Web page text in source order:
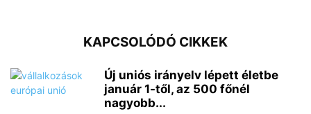
KAPCSOLÓDÓ CIKKEK
Új uniós irányelv lépett életbe
január 1-től, az 500 főnél
nagyobb...